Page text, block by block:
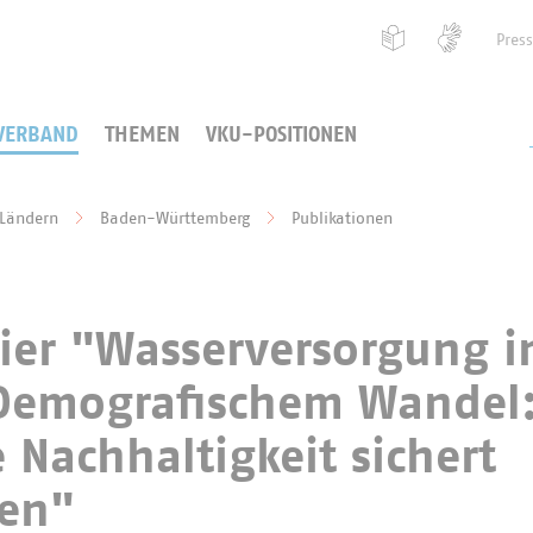
THEMEN VKU-POSITIONEN
Baden-Württemberg Publikationen
"Wasserversorgung
Wandel:
Nachhaltigkeit sichert